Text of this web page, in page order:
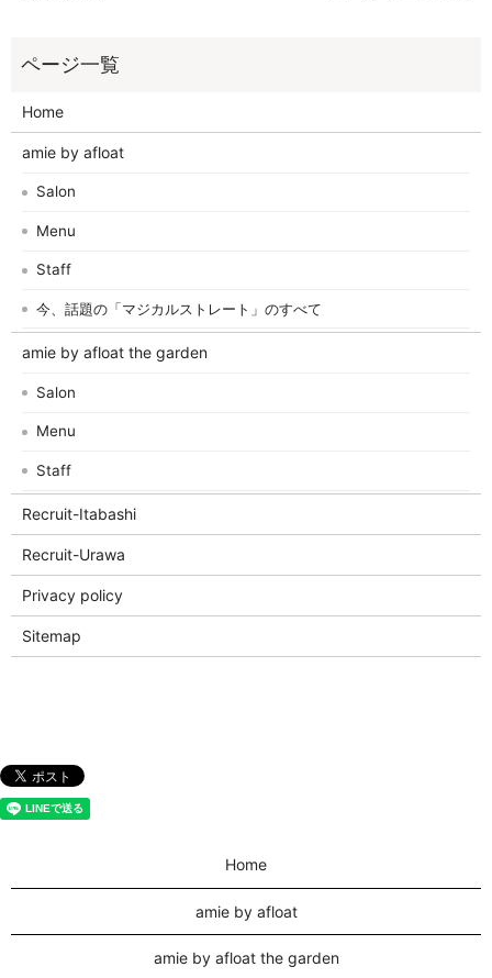
Home
amie by afloat
Salon
Menu
Staff
今、話題の「マジカルストレート」のすべて
amie by afloat the garden
Salon
Menu
Staff
Recruit-Itabashi
Recruit-Urawa
Privacy policy
Sitemap
Home
amie by afloat
amie by afloat the garden